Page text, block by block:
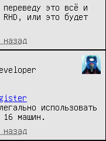
это всё и
или это будет
использовать
машин.